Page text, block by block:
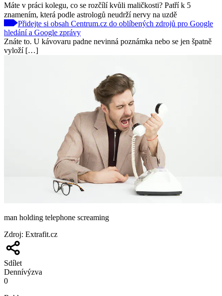
Máte v práci kolegu, co se rozčílí kvůli maličkosti? Patří k 5
znamením, která podle astrologů neudrží nervy na uzdě
Přidejte si obsah Centrum.cz do oblíbených zdrojů pro Google
hledání a Google zprávy
Znáte to. U kávovaru padne nevinná poznámka nebo se jen špatně
vyloží […]
man holding telephone screaming
Zdroj: Extrafit.cz
Sdílet
Dennívýzva
0